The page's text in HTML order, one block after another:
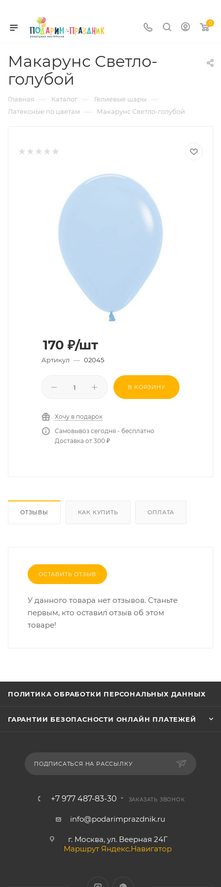
0
Макарунс Светло-
голубой
Главная — Каталог — Гелиевые шары —
Латексные по цветам — Макарунс Светло-голубой
170 ₽/шт
Артикул — 02045
В КОРЗИНУ
Хочу в подарок
Самовывоз сегодня - бесплатно
Доставка от 300 ₽
ОТЗЫВЫ КАК КУПИТЬ ОПЛАТА
ОСТАВИТЬ ОТЗЫВ
У данного товара нет отзывов. Станьте
первым, кто оставил отзыв об этом
товаре!
ПОЛИТИКА ОБРАБОТКИ ПЕРСОНАЛЬНЫХ ДАННЫХ
ГАРАНТИИ БЕЗОПАСНОСТИ ОНЛАЙН ПЛАТЕЖЕЙ
ПОДПИСАТЬСЯ НА РАССЫЛКУ
+7 977 487-83-30 ЗАКАЗАТЬ ЗВОНОК
info@podarimprazdnik.ru
г. Москва, ул. Веерная 24Г
Маршрут Яндекс.Навигатор